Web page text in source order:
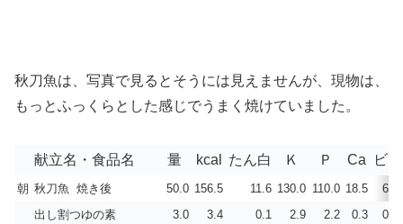
秋刀魚は、写真で見るとそうには見えませんが、現物は、
もっとふっくらとした感じでうまく焼けていました。
献立名・食品名 量 kcal たん白 Ｋ Ｐ Ca ビD
朝 秋刀魚 焼き後 50.0 156.5 11.6 130.0 110.0 18.5
6.5
出し割つゆの素
3.0 3.4 0.1 2.9 2.2 0.3
0.0